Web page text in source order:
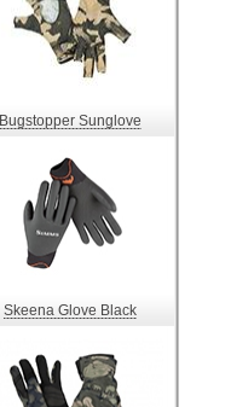
Bugstopper Sunglove
Skeena Glove Black